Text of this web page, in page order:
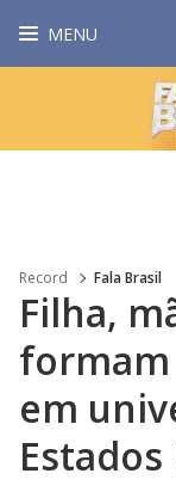
MENU
Record Fala Brasil
Filha,
em